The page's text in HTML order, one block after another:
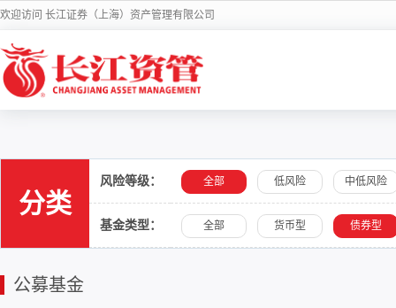
欢迎访问 长江证券（上海）资产管理有限公司
分类
风险等级： 全部 低风险 中低风险
基金类型： 全部 货币型 债券型
公募基金